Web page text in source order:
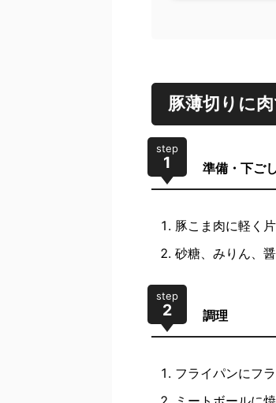
豚薄切りに
step
1 準備・下ご
豚こま肉に軽く
砂糖、みりん、
step
2 調理
フライパンにフ